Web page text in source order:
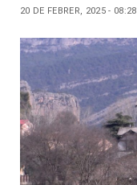
20 DE FEBRER, 2025 - 08:28